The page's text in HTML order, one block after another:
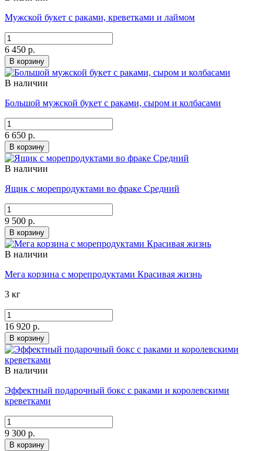
Мужской букет с раками, креветками и лаймом
6 450 р.
В корзину
В наличии
Большой мужской букет с раками, сыром и колбасами
6 650 р.
В корзину
В наличии
Ящик с морепродуктами во фраке Средний
9 500 р.
В корзину
В наличии
Мега корзина с морепродуктами Красивая жизнь
3 кг
16 920 р.
В корзину
В наличии
Эффектный подарочный бокс с раками и королевскими
креветками
9 300 р.
В корзину